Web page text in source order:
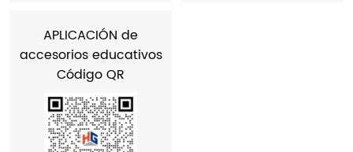
APLICACIÓN de
accesorios educativos
Código QR